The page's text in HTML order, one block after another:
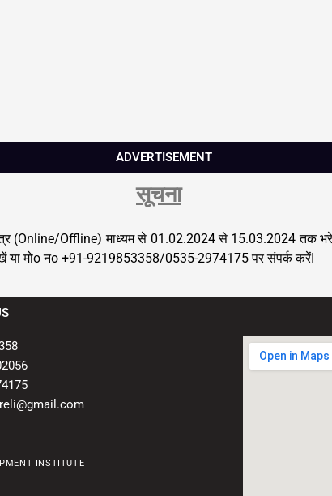
ADVERTISEMENT
सूचना
(Online/Offline) माध्यम से 01.02.2024से 15.03.2024तक
या मोoनo +91-9219853358/0535-2974175पर संपर्क करेंI
INSTITUTE